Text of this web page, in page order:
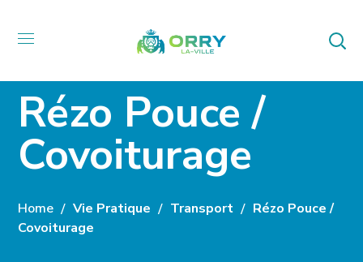
Rézo Pouce /
Covoiturage
Home Vie Pratique Transport
Rézo Pouce /
Covoiturage